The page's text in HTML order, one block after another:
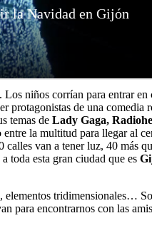
Los niños corrían para entrar
protagonistas de una comedia
temas de Lady Gaga,
entre la multitud para llegar al
van a tener luz, 40 más
toda esta gran ciudad que es
tridimensionales…
para encontrarnos con las